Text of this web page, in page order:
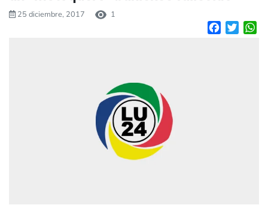
25 diciembre, 2017 1
Facebook